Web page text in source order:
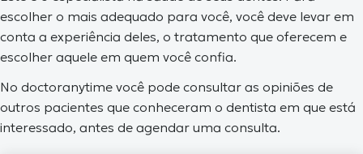
escolher o mais adequado para você, você deve levar em
conta a experiência deles, o tratamento que oferecem e
escolher aquele em quem você confia.
No doctoranytime você pode consultar as opiniões de
outros pacientes que conheceram o dentista em que está
interessado, antes de agendar uma consulta.